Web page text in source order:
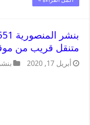
متنقل قريب من
أبريل 17, 2020